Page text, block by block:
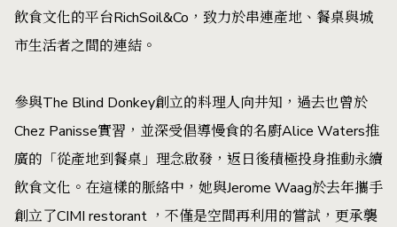
飲食文化的平台RichSoil&Co，致力於串連產地、餐桌與城
市生活者之間的連結。
參與The Blind Donkey創立的料理人向井知，過去也曾於
Chez Panisse實習，並深受倡導慢食的名廚Alice Waters推
廣的「從產地到餐桌」理念啟發，返日後積極投身推動永續
飲食文化。在這樣的脈絡中，她與Jerome Waag於去年攜手
創立了CIMI restorant ，不僅是空間再利用的嘗試，更承襲